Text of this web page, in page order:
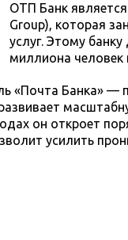
ОТП Банк
Group), которая
услуг. Этому
миллиона человек
«Почта Банка» —
он откроет
усилить